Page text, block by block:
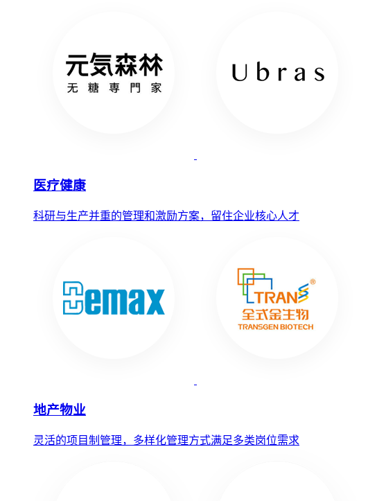
医疗健康
科研与生产并重的管理和激励方案，留住企业核心人才
地产物业
灵活的项目制管理，多样化管理方式满足多类岗位需求